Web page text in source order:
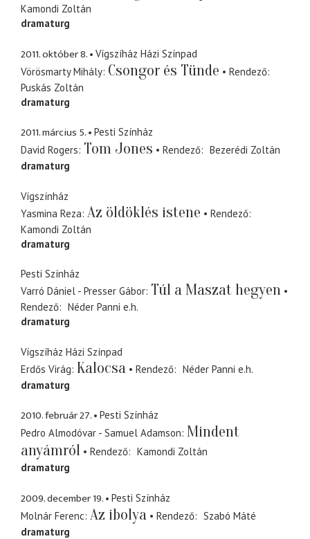
Kamondi Zoltán
dramaturg
2011. október 8.
Vígszíház Házi Színpad
Vörösmarty Mihály Csongor és Tünde
Rendező
Puskás Zoltán
dramaturg
2011. március 5.
Pesti Színház
David Rogers Tom Jones Rendező
Bezerédi Zoltán
dramaturg
Vígszínház
Yasmina Reza Az öldöklés istene
Rendező
Kamondi Zoltán
dramaturg
Pesti Színház
Varró Dániel - Presser Gábor Túl a Maszat hegyen
Rendező Néder Panni e.h.
dramaturg
Vígszíház Házi Színpad
Erdős Virág Kalocsa Rendező Néder Panni e.h.
dramaturg
2010. február 27.
Pesti Színház
Pedro Almodóvar - Samuel Adamson Mindent
anyámról
Rendező
Kamondi Zoltán
dramaturg
2009. december 19.
Pesti Színház
Molnár Ferenc Az ibolya Rendező
Szabó Máté
dramaturg